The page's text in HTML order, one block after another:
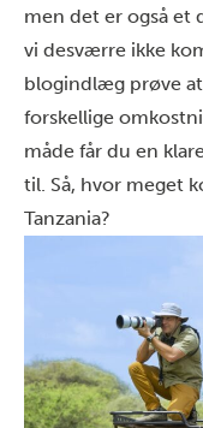
men det er også et
vi desværre ikke
blogindlæg prøve
forskellige
måde får du en
til. Så, hvor meget
Tanzania?